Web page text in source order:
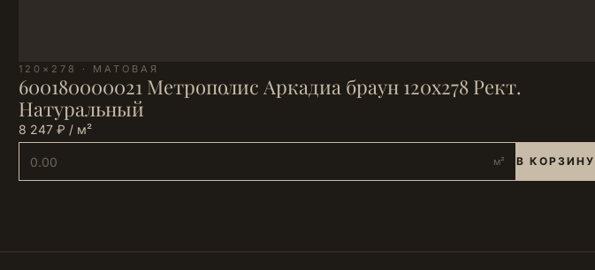
120×278 · МАТОВАЯ
600180000021 Метрополис Аркадиа браун 120х278 Рект.
Натуральный
8 247 ₽ / м²
м² В КОРЗИНУ